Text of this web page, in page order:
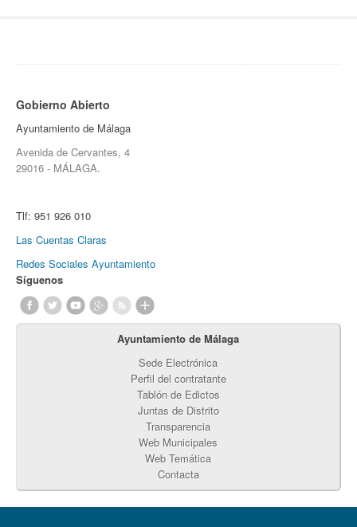
Gobierno Abierto
Ayuntamiento de Málaga
Avenida de Cervantes, 4
29016 - MÁLAGA.
Tlf: 951 926 010
Las Cuentas Claras
Redes Sociales Ayuntamiento
Síguenos
Ayuntamiento de Málaga
Sede Electrónica
Perfil del contratante
Tablón de Edictos
Juntas de Distrito
Transparencia
Web Municipales
Web Temática
Contacta